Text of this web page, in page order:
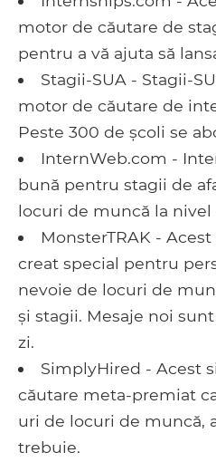
motor de căutare de
pentru a vă ajuta să
Stagii-SUA - Stagii-
motor de căutare de
Peste 300 de școli se
InternWeb.com -
bună pentru stagii de
locuri de muncă la nivel
MonsterTRAK -
creat special pentru
nevoie de locuri de
și stagii. Mesaje noi
zi.
SimplyHired - Acest
căutare meta-premiat
uri de locuri de muncă,
trebuie.